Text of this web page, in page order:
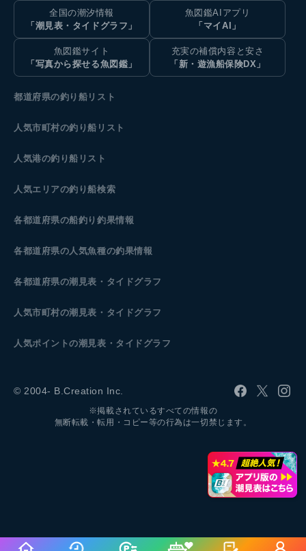
全国の潮汐情報
「潮見表・タイドグラフ」
魚図鑑AIアプリ
「マイAI」
魚図鑑サイト
「写真から探せる魚図鑑」
充実の補償内容と安さ
「新・遊漁船保険DX」
都道府県の釣り船リスト
人気市町村の釣り船リスト
人気港の釣り船リスト
人気エリアの釣り船検索
各都道府県の船釣り釣果情報
各都道府県の人気魚種の釣果情報
各都道府県の潮見表 ・タイドグラフ
人気市町村の潮見表・タイドグラフ
人気ポイントの潮見表・タイドグラフ
© 2004- B.Creation Inc.
※掲載されているすべての情報の
無断転載・転用・コピー等の行為は一切禁じます。